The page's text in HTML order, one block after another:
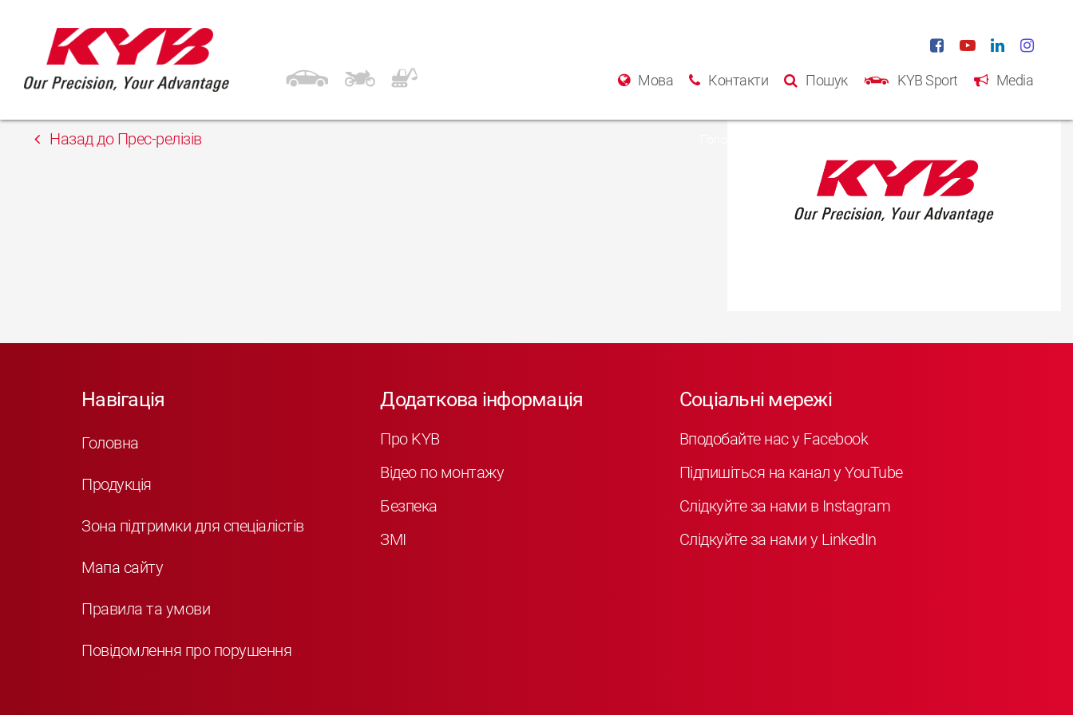
Мова Контакти Пошук KYB Sport Media
Ескорт-Віннс Київ Specialist Garage
Назад до Прес-релізів
Навігація
Головна
Продукція
Зона підтримки для спеціалістів
Мапа сайту
Правила та умови
Повідомлення про порушення
Додаткова інформація
Про KYB
Відео по монтажу
Безпека
ЗМІ
Соціальні мережі
Вподобайте нас у Facebook
Підпишіться на канал у YouTube
Слідкуйте за нами в Instagram
Слідкуйте за нами у LinkedIn